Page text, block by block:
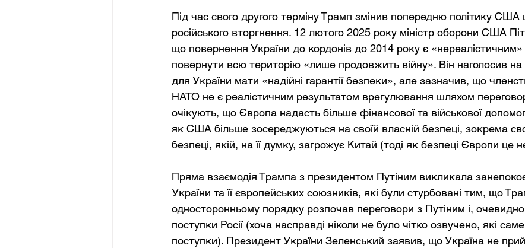
Під час свого другого терміну Трамп змінив попередню політику США
російського вторгнення. 12 лютого 2025 року міністр оборони США
що повернення України до кордонів до 2014 року є
повернути всю територію «лише продовжить війну». Він наголосив на
для України мати «надійні гарантії безпеки», але зазначив, що
НАТО не є реалістичним результатом врегулювання шляхом
очікують, що Європа надасть більше фінансової та військової
як США більше зосереджуються на своїй власній безпеці, зокрема
безпеці, якій, на її думку, загрожує Китай (тоді як безпеці Європи це
Пряма взаємодія Трампа з президентом Путіним викликала
України та її європейських союзників, які були стурбовані тим, що
односторонньому порядку розпочав переговори з Путіним і,
поступки Росії (хоча насправді ніколи не було чітко озвучено, які
поступки). Президент України Зеленський заявив, що Україна не